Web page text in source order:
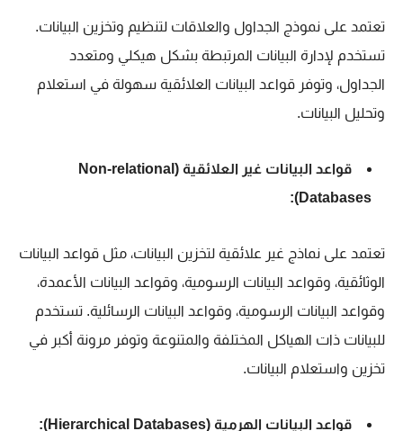
تعتمد على نموذج الجداول والعلاقات لتنظيم وتخزين البيانات.
تستخدم لإدارة البيانات المرتبطة بشكل هيكلي ومتعدد
الجداول، وتوفر قواعد البيانات العلائقية سهولة في استعلام
وتحليل البيانات.
قواعد البيانات غير العلائقية (Non-relational
Databases):
تعتمد على نماذج غير علائقية لتخزين البيانات، مثل قواعد البيانات
الوثائقية، وقواعد البيانات الرسومية، وقواعد البيانات الأعمدة،
وقواعد البيانات الرسومية، وقواعد البيانات الرسائلية. تستخدم
للبيانات ذات الهياكل المختلفة والمتنوعة وتوفر مرونة أكبر في
تخزين واستعلام البيانات.
قواعد البيانات الهرمية (Hierarchical Databases):